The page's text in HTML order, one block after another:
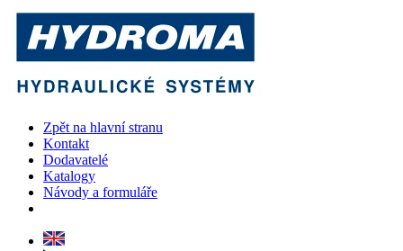
Zpět na hlavní stranu
Kontakt
Dodavatelé
Katalogy
Návody a formuláře